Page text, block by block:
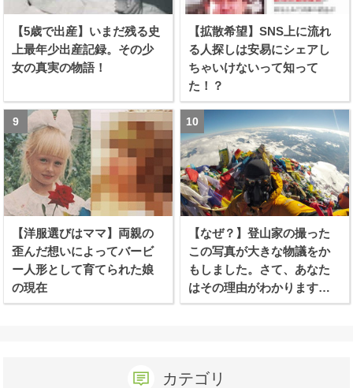
【5歳で出産】いまだ残る史
上最年少出産記録。その少
女の真実の物語！
【拡散希望】SNS上に流れ
る人探しは安易にシェアし
ちゃいけないって知って
た！？
【洋服選びはママ】両親の
歪んだ想いによってバービ
ー人形として育てられた娘
の現在
【なぜ？】登山家の撮った
この写真が大きな物議をか
もしました。さて、あなた
はその理由がわかります
か？
カテゴリ